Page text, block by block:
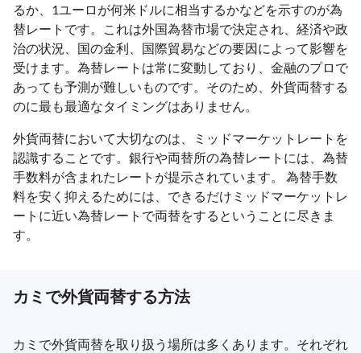
るか、1ユーロが何米ドルに相当するかなどを示すのが為
替レートです。これは外国為替市場で決定され、経済や政
治の状況、国の金利、国際貿易などの要因によって影響を
受けます。為替レートは常に変動しており、金融のプロで
あっても予測が難しいものです。そのため、外貨両替する
のに最も最適なタイミングはありません。
外貨両替において大切なのは、ミッドマーケットレートを
認識することです。銀行や両替所の為替レートには、為替
手数料が含まれたレートが提示されています。 為替手数
料を安く抑えるためには、できるだけミッドマーケットレ
ートに近い為替レートで両替をするということに尽きま
す。
カミで外貨両替する方法
カミで外貨両替を取り扱う場所は多くあります。それぞれ